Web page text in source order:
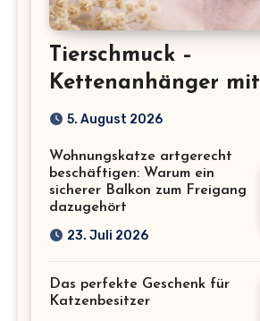
Tierschmuck –
Kettenanhänger mit
Katzenmotiv für
5. August 2026
Wohnungskatze artgerecht
beschäftigen: Warum ein
sicherer Balkon zum Freigang
dazugehört
23. Juli 2026
Das perfekte Geschenk für
Katzenbesitzer